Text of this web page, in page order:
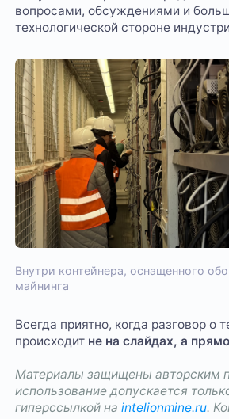
вопросами, обсуждениями и
технологической стороне
Внутри контейнера, оснащенного
майнинга
Всегда приятно, когда разговор о
происходит не на слайдах, а
Материалы защищены авторским
использование допускается
гиперссылкой наintelionmine.ru.